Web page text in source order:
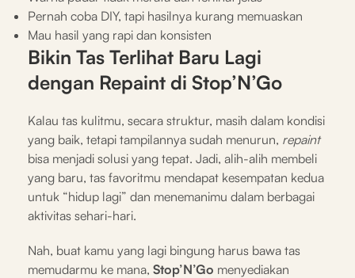
Pernah coba DIY, tapi hasilnya kurang memuaskan
Mau hasil yang rapi dan konsisten
Bikin Tas Terlihat Baru Lagi
dengan Repaint di Stop’N’Go
Kalau tas kulitmu, secara struktur, masih dalam kondisi
yang baik, tetapi tampilannya sudah menurun, repaint
bisa menjadi solusi yang tepat. Jadi, alih-alih membeli
yang baru, tas favoritmu mendapat kesempatan kedua
untuk “hidup lagi” dan menemanimu dalam berbagai
aktivitas sehari-hari.
Nah, buat kamu yang lagi bingung harus bawa tas
memudarmu ke mana, Stop’N’Go menyediakan